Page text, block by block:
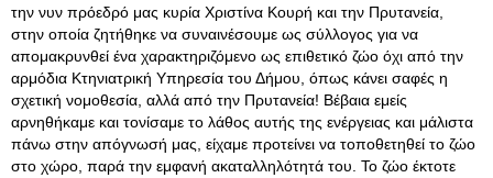
την νυν πρόεδρό μας κυρία Χριστίνα Κουρή και την Πρυτανεία,
στην οποία ζητήθηκε να συναινέσουμε ως σύλλογος για να
απομακρυνθεί ένα χαρακτηριζόμενο ως επιθετικό ζώο όχι από την
αρμόδια Κτηνιατρική Υπηρεσία του Δήμου, όπως κάνει σαφές η
σχετική νομοθεσία, αλλά από την Πρυτανεία! Βέβαια εμείς
αρνηθήκαμε και τονίσαμε το λάθος αυτής της ενέργειας και μάλιστα
πάνω στην απόγνωσή μας, είχαμε προτείνει να τοποθετηθεί το ζώο
στο χώρο, παρά την εμφανή ακαταλληλότητά του. Το ζώο έκτοτε